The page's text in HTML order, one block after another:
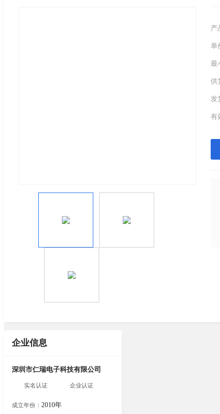
产
单
最
供
发
有
企业信息
深圳市仁瑞电子科技有限公司
实名认证 企业认证
成立年份： 2010年